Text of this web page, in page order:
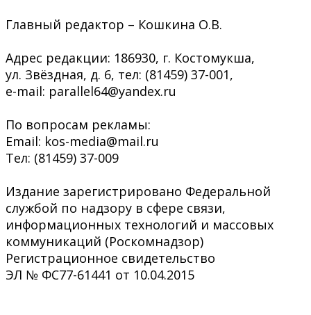
Главный редактор – Кошкина О.В.
Адрес редакции: 186930, г. Костомукша,
ул. Звёздная, д. 6, тел: (81459) 37-001,
e-mail: parallel64@yandex.ru
По вопросам рекламы:
Email: kos-media@mail.ru
Тел: (81459) 37-009
Издание зарегистрировано Федеральной
службой по надзору в сфере связи,
информационных технологий и массовых
коммуникаций (Роскомнадзор)
Регистрационное свидетельство
ЭЛ № ФС77-61441 от 10.04.2015